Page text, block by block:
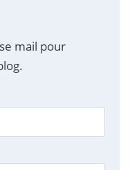
mail pour